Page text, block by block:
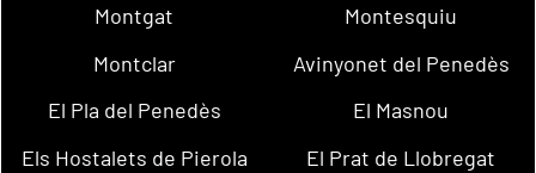
Montgat
Montesquiu
Montclar
Avinyonet del Penedès
El Pla del Penedès
El Masnou
Els Hostalets de Pierola
El Prat de Llobregat